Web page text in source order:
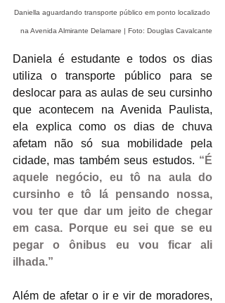
Daniella aguardando transporte público em ponto localizado
na Avenida Almirante Delamare | Foto: Douglas Cavalcante
Daniela é estudante e todos os dias
utiliza o transporte público para se
deslocar para as aulas de seu cursinho
que acontecem na Avenida Paulista,
ela explica como os dias de chuva
afetam não só sua mobilidade pela
cidade, mas também seus estudos. “É
aquele negócio, eu tô na aula do
cursinho e tô lá pensando nossa,
vou ter que dar um jeito de chegar
em casa. Porque eu sei que se eu
pegar o ônibus eu vou ficar ali
ilhada.”
Além de afetar o ir e vir de moradores,